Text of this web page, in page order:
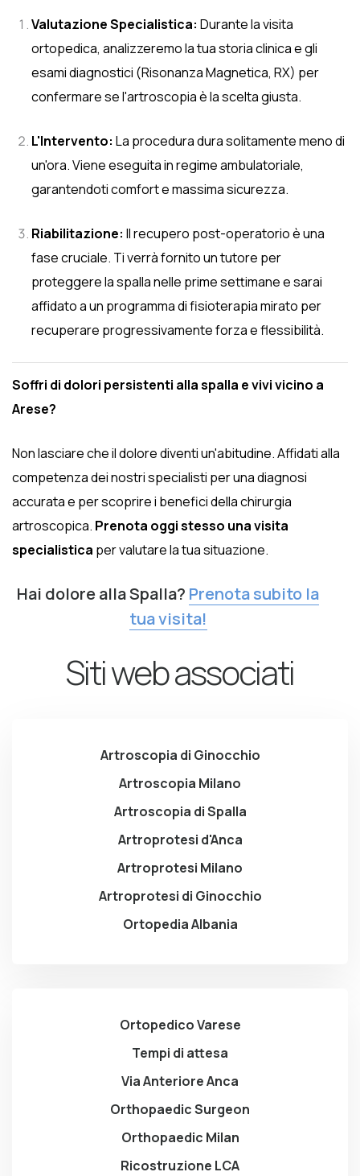
Valutazione Specialistica: Durante la visita
ortopedica, analizzeremo la tua storia clinica e gli
esami diagnostici (Risonanza Magnetica, RX) per
confermare se l'artroscopia è la scelta giusta.
L'Intervento: La procedura dura solitamente meno di
un'ora. Viene eseguita in regime ambulatoriale,
garantendoti comfort e massima sicurezza.
Riabilitazione: Il recupero post-operatorio è una
fase cruciale. Ti verrà fornito un tutore per
proteggere la spalla nelle prime settimane e sarai
affidato a un programma di fisioterapia mirato per
recuperare progressivamente forza e flessibilità.
Soffri di dolori persistenti alla spalla e vivi vicino a
Arese?
Non lasciare che il dolore diventi un'abitudine. Affidati alla
competenza dei nostri specialisti per una diagnosi
accurata e per scoprire i benefici della chirurgia
artroscopica. Prenota oggi stesso una visita
specialistica per valutare la tua situazione.
Hai dolore alla Spalla? Prenota subito la
tua visita!
Siti web associati
Artroscopia di Ginocchio
Artroscopia Milano
Artroscopia di Spalla
Artroprotesi d'Anca
Artroprotesi Milano
Artroprotesi di Ginocchio
Ortopedia Albania
Ortopedico Varese
Tempi di attesa
Via Anteriore Anca
Orthopaedic Surgeon
Orthopaedic Milan
Ricostruzione LCA